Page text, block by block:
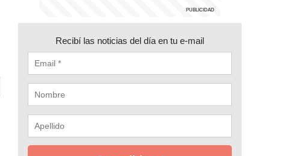
Recibí las noticias del día en tu e-mail